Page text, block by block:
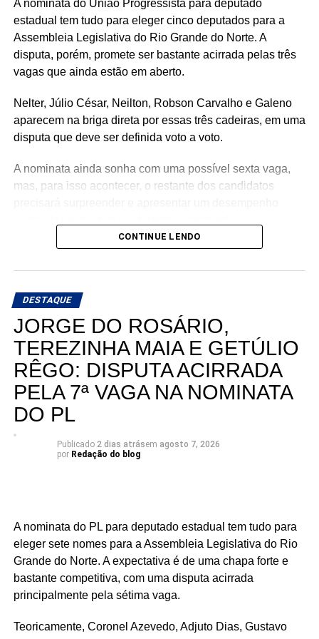
A nominata do União Progressista para deputado
estadual tem tudo para eleger cinco deputados para a
Assembleia Legislativa do Rio Grande do Norte. A
disputa, porém, promete ser bastante acirrada pelas três
vagas que ainda estão em aberto.
Nelter, Júlio César, Neilton, Robson Carvalho e Galeno
aparecem na briga direta por essas três cadeiras, em uma
disputa que deve ser definida voto a voto.
A nominata ainda sonha com uma possível sexta vaga,
mas, para isso acontecer, o restante dos candidatos
Teoricamente, Kleber Rodrigues e Cinthia, esposa de
Allyson Bezerra, pré-candidato ao Governo do Estado,
votação dentro da nominata.
Com cinco cadeiras consideradas viáveis e uma sexta
dependendo de um desempenho acima do esperado, a
briga interna do União Progressista promete ser uma das
mais interessantes da eleição para a Assembleia
Legislativa em 2026.
CONTINUE LENDO
DESTAQUE
JORGE DO ROSÁRIO,
TEREZINHA MAIA E GETÚLIO
RÊGO: DISPUTA ACIRRADA
PELA 7ª VAGA NA NOMINATA
DO PL
Publicado 2 dias atrásem agosto 7, 2026
por Redação do blog
A nominata do PL para deputado estadual tem tudo para
eleger sete nomes para a Assembleia Legislativa do Rio
Grande do Norte. A expectativa é de uma chapa forte e
bastante competitiva, com uma disputa acirrada
principalmente pela sétima vaga.
Teoricamente, Coronel Azevedo, Adjuto Dias, Gustavo